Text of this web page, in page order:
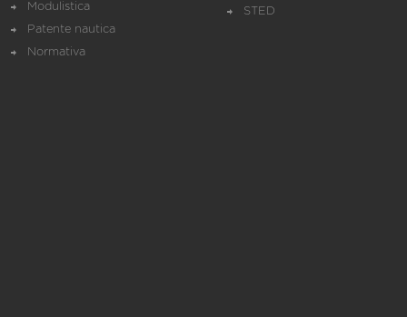
Modulistica
Patente nautica
Normativa
STED